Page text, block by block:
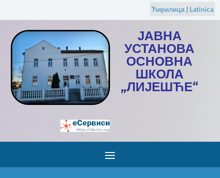
Ћирилица | Latinica
ЈАВНА
УСТАНОВА
ОСНОВНА
ШКОЛА
„ЛИЈЕШЋЕ“